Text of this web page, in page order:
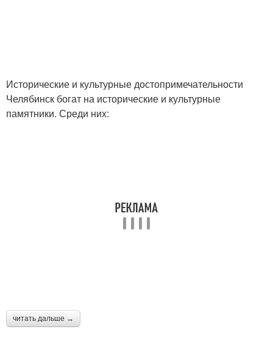
Исторические и культурные достопримечательности
Челябинск богат на исторические и культурные
памятники. Среди них:
читать дальше →